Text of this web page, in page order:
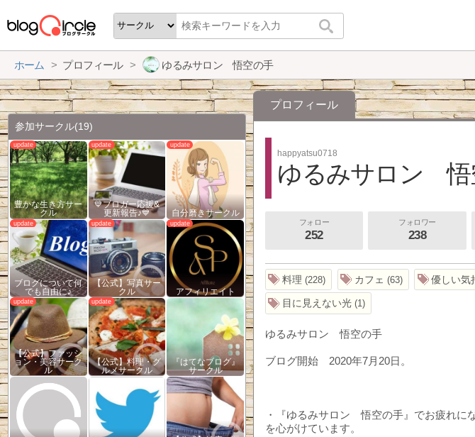
ホーム プロフィール ゆるみサロン 悟空の手
プロフィール
happyatsu0718
ゆるみサロン 悟
フォロー
252
フォロワー
238
料理 228 カフェ 63 優しい気
目に見えない光 1
ゆるみサロン 悟空の手
ブログ開始 2020年7月20日。
・『ゆるみサロン 悟空の手』でお疲れに
を心がけています。
参加サークル(19)
豊かな生き方サー
クル
💙ブロガー応援&
更新報告♪💙
自分磨きサークル
ブログについて何
でも自由に♪
【公式】写真サー
クル
アフィリエイト
【公式】ファッシ
ョン・美容サーク
ル
【公式】料理・グ
ルメサークル
『はてなブログ』
サークル